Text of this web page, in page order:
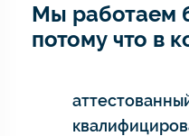
Мы работаем
потому что в